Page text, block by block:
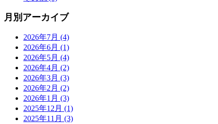
月別アーカイブ
2026年7月 (4)
2026年6月 (1)
2026年5月 (4)
2026年4月 (2)
2026年3月 (3)
2026年2月 (2)
2026年1月 (3)
2025年12月 (1)
2025年11月 (3)